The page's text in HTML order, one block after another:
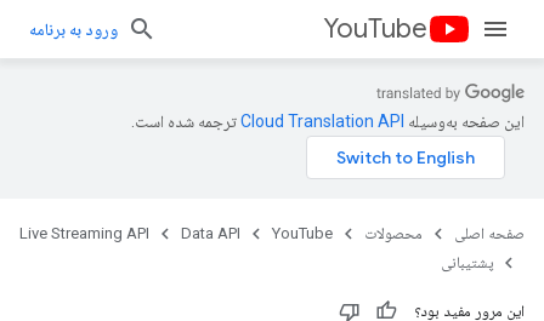
YouTube ورود به برنامه
این صفحه به‌وسیله ترجمه شده است.
صفحه اصلی محصولات YouTube
Data API
Live Streaming API
پشتیبانی
این مرور مفید بود؟